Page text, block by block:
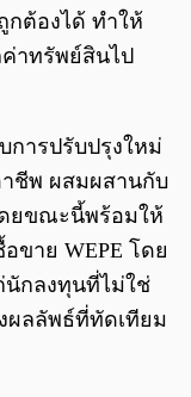
กต้องได้ ทำให้
าทรัพย์สินไป
การปรับปรุงใหม่
ชีพ ผสมผสานกับ
ยขณะนี้พร้อมให้
ขาย WEPE โดย
กลงทุนที่ไม่ใช่
ผลลัพธ์ที่ทัดเทียม